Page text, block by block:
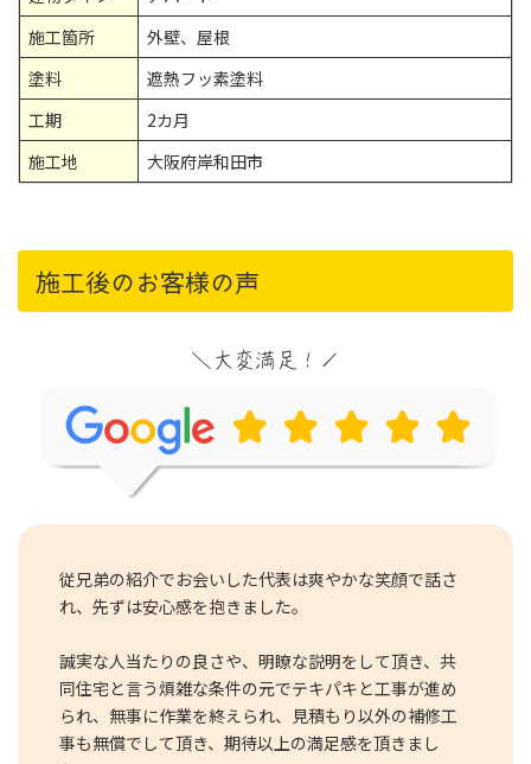
施工箇所
外壁、屋根
塗料
遮熱フッ素塗料
工期
2カ月
施工地
大阪府岸和田市
施工後のお客様の声
＼大変満足！／
従兄弟の紹介でお会いした代表は爽やかな笑顔で話さ
れ、先ずは安心感を抱きました。
誠実な人当たりの良さや、明瞭な説明をして頂き、共
同住宅と言う煩雑な条件の元でテキパキと工事が進め
られ、無事に作業を終えられ、見積もり以外の補修工
事も無償でして頂き、期待以上の満足感を頂きまし